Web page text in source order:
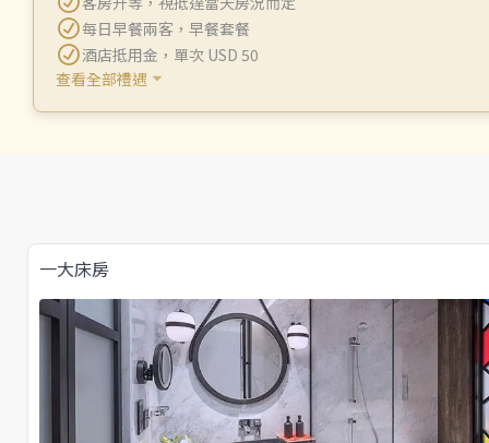
每日早餐兩客 ， 早餐套餐
酒店抵用金 ， 單次 USD 50
查看全部禮遇
一大床房